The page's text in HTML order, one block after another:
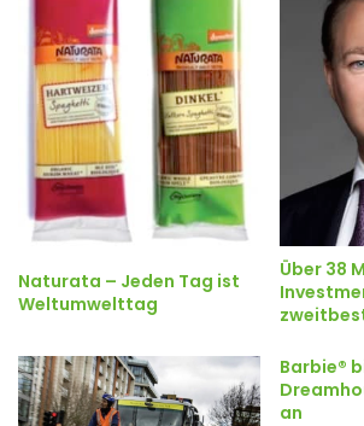
Naturata – Jeden Tag ist
Weltumwelttag
Über 38
Barbie®
an